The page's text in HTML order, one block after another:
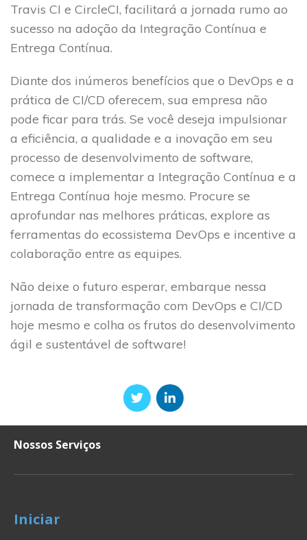
Travis CI e CircleCI, facilitará a jornada rumo ao
sucesso na adoção da Integração Contínua e
Entrega Contínua.
Diante dos inúmeros benefícios que o DevOps e a
prática de CI/CD oferecem, sua empresa não
pode ficar para trás. Se você deseja impulsionar
a eficiência, a qualidade e a inovação em seu
processo de desenvolvimento de software,
comece a implementar a Integração Contínua e a
Entrega Contínua hoje mesmo. Procure se
aprofundar nas melhores práticas, explore as
ferramentas do ecossistema DevOps e incentive a
colaboração entre as equipes.
Não deixe o futuro esperar, embarque nessa
jornada de transformação com DevOps e CI/CD
hoje mesmo e colha os frutos do desenvolvimento
ágil e sustentável de software!
Nossos Serviços
Iniciar